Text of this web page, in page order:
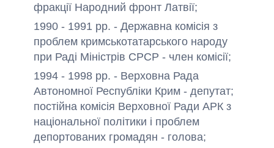
фракції Народний фронт Латвії;
1990 - 1991 рр. - Державна комісія з
проблем кримськотатарського народу
при Раді Міністрів СРСР - член комісії;
1994 - 1998 рр. - Верховна Рада
Автономної Республіки Крим - депутат;
постійна комісія Верховної Ради АРК з
національної політики і проблем
депортованих громадян - голова;